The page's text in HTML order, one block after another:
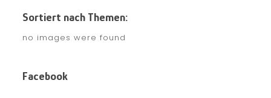
Sortiert nach Themen:
no images were found
Facebook